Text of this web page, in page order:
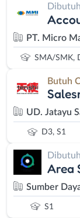
PT. Micro
SMA/SMK,
Butuh
UD. Jatayu
D3, S1
Area
Sumber
S1